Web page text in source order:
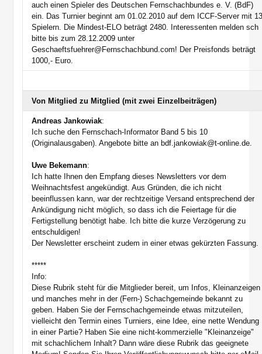
auch einen Spieler des Deutschen Fernschachbundes e. V. (BdF)
ein. Das Turnier beginnt am 01.02.2010 auf dem ICCF-Server mit
Spielern. Die Mindest-ELO beträgt 2480. Interessenten melden sch
bitte bis zum 28.12.2009 unter
Geschaeftsfuehrer@Fernschachbund.com! Der Preisfonds beträgt
1000,- Euro.
Von Mitglied zu Mitglied (mit zwei Einzelbeiträgen)
Andreas Jankowiak:
Ich suche den Fernschach-Informator Band 5 bis 10
(Originalausgaben). Angebote bitte an bdf.jankowiak@t-online.de.
Uwe Bekemann:
Ich hatte Ihnen den Empfang dieses Newsletters vor dem
Weihnachtsfest angekündigt. Aus Gründen, die ich nicht
beeinflussen kann, war der rechtzeitige Versand entsprechend der
Ankündigung nicht möglich, so dass ich die Feiertage für die
Fertigstellung benötigt habe. Ich bitte die kurze Verzögerung zu
entschuldigen!
Der Newsletter erscheint zudem in einer etwas gekürzten Fassung.
*****
Info:
Diese Rubrik steht für die Mitglieder bereit, um Infos, Kleinanzeigen
und manches mehr in der (Fern-) Schachgemeinde bekannt zu
geben. Haben Sie der Fernschachgemeinde etwas mitzuteilen,
vielleicht den Termin eines Turniers, eine Idee, eine nette Wendung
in einer Partie? Haben Sie eine nicht-kommerzielle "Kleinanzeige"
mit schachlichem Inhalt? Dann wäre diese Rubrik das geeignete